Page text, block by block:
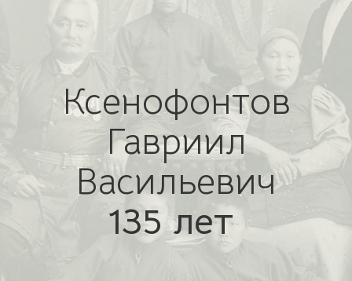
Ксенофонтов
Гавриил
Васильевич
135 лет